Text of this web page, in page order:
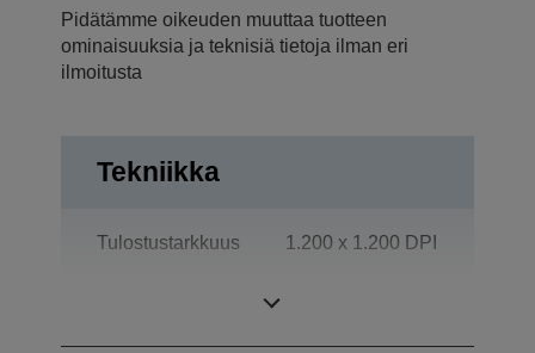
Pidätämme oikeuden muuttaa tuotteen
ominaisuuksia ja teknisiä tietoja ilman eri
ilmoitusta
Tekniikka
Tulostustarkkuus 1.200 x 1.200 DPI